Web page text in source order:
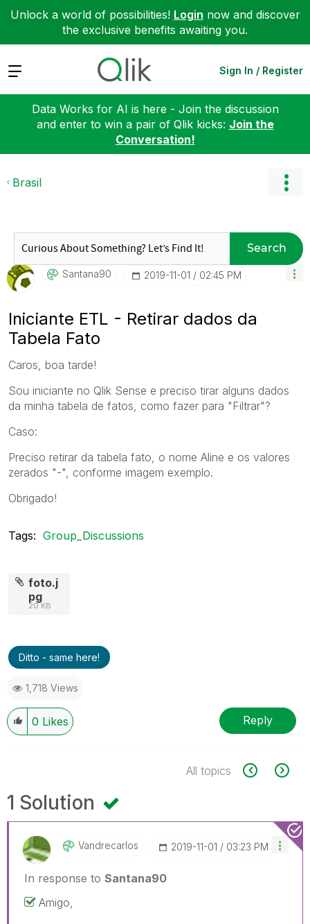
Unlock a world of possibilities! Login now and discover
the exclusive benefits awaiting you.
Expand Sign In / Register
Data Works for AI is here - Join the discussion
and enter to win a pair of Qlik kicks: Join the
Conversation!
Brasil
Search
Santana90 ‎2019-11-01 02:45 PM
Iniciante ETL - Retirar dados da
Tabela Fato
Caros, boa tarde!
Sou iniciante no Qlik Sense e preciso tirar alguns dados
da minha tabela de fatos, como fazer para "Filtrar"?
Caso:
Preciso retirar da tabela fato, o nome Aline e os valores
zerados "-", conforme imagem exemplo.
Obrigado!
Tags: Group_Discussions
foto.j
pg
20 KB
Ditto - same here!
1,718 Views
0 Likes Reply
All topics
1 Solution
Vandrecarlos ‎2019-11-01 03:23 PM
In response to Santana90
Amigo,